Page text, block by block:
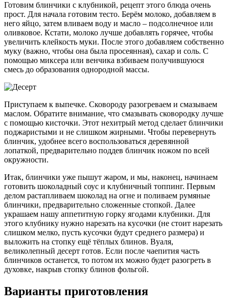
Готовим блинчики с клубникой, рецепт этого блюда очень
прост. Для начала готовим тесто. Берём молоко, добавляем в
него яйцо, затем вливаем воду и масло – подсолнечное или
оливковое. Кстати, молоко лучше добавлять горячее, чтобы
увеличить клейкость муки. После этого добавляем собственно
муку (важно, чтобы она была просеянная), сахар и соль. С
помощью миксера или венчика взбиваем получившуюся
смесь до образования однородной массы.
Приступаем к выпечке. Сковороду разогреваем и смазываем
маслом. Обратите внимание, что смазывать сковородку лучше
с помощью кисточки. Этот нехитрый метод сделает блинчики
поджаристыми и не слишком жирными. Чтобы перевернуть
блинчик, удобнее всего воспользоваться деревянной
лопаткой, предварительно поддев блинчик ножом по всей
окружности.
Итак, блинчики уже пышут жаром, и мы, наконец, начинаем
готовить шоколадный соус и клубничный топпинг. Первым
делом растапливаем шоколад на огне и поливаем румяные
блинчики, предварительно сложенные стопкой. Далее
украшаем нашу аппетитную горку ягодами клубники. Для
этого клубнику нужно нарезать на кусочки (не стоит нарезать
слишком мелко, пусть кусочки будут среднего размера) и
выложить на стопку ещё тёплых блинов. Вуаля,
великолепный десерт готов. Если после чаепития часть
блинчиков останется, то потом их можно будет разогреть в
духовке, накрыв стопку блинов фольгой.
Варианты приготовления